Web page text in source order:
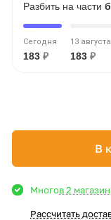
Разбить на части
Сегодня
183 ₽
13 августа
183 ₽
В
Многов 2
Рассчитать